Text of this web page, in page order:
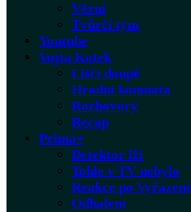
Věrní
Tvůrčí tým
Youtube
Vojta Kotek
Liščí doupě
Hradní komnata
Rozhovory
Recap
Prima+
Detektor lži
Tohle v TV nebylo
Reakce po Vyřazení
Odhalení